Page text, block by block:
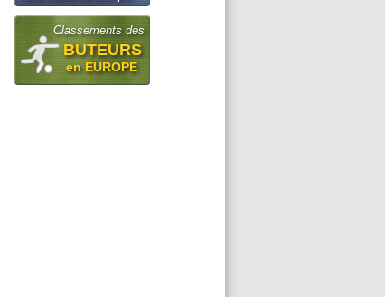
Classements des
BUTEURS
en EUROPE